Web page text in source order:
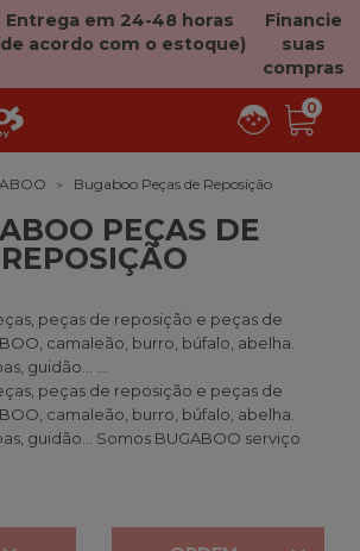
Entrega em 24-48 horas
acordo com o estoque)
Financie
suas
compras
0
Bugaboo Peças de Reposição
PEÇAS DE
REPOSIÇÃO
peças de reposição e peças de
camaleão, burro, búfalo, abelha.
guidão... ...
peças de reposição e peças de
camaleão, burro, búfalo, abelha.
guidão... Somos BUGABOO serviço